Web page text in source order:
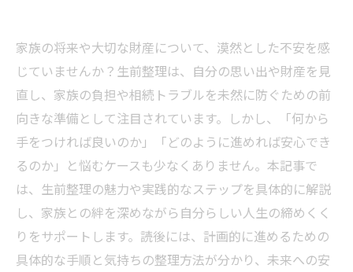
家族の将来や大切な財産について、漠然とした不安を感
じていませんか？生前整理は、自分の思い出や財産を見
直し、家族の負担や相続トラブルを未然に防ぐための前
向きな準備として注目されています。しかし、「何から
手をつければ良いのか」「どのように進めれば安心でき
るのか」と悩むケースも少なくありません。本記事で
は、生前整理の魅力や実践的なステップを具体的に解説
し、家族との絆を深めながら自分らしい人生の締めくく
りをサポートします。読後には、計画的に進めるための
具体的な手順と気持ちの整理方法が分かり、未来への安